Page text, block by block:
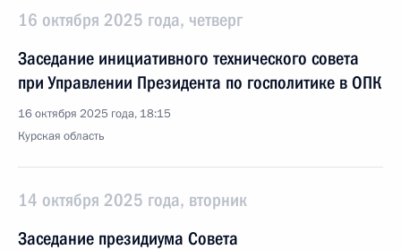
16 октября 2025 года, четверг
Заседание инициативного технического совета
при Управлении Президента по госполитике в ОПК
16 октября 2025 года, 18:15
Курская область
14 октября 2025 года, вторник
Заседание президиума Совета